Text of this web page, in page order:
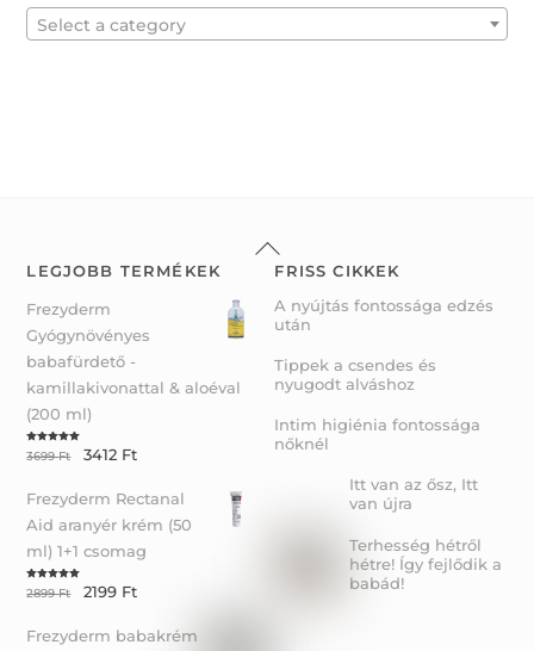
o
Select a category
Back
To
LEGJOBB TERMÉKEK
Frezyderm
Gyógynövényes
babafürdető -
kamillakivonattal & aloéval
(200 ml)
Rated5.00
out of 5
3699Ft 3412 Ft
Frezyderm Rectanal
Aid aranyér krém (50
ml) 1+1 csomag
Rated5.00
out of 5
2899Ft 2199 Ft
Frezyderm babakrém
FRISS CIKKEK
A nyújtás fontossága edzés
után
Tippek a csendes és
nyugodt alváshoz
Intim higiénia fontossága
nőknél
Itt van az ősz, Itt
van újra
Terhesség hétről
hétre! Így fejlődik a
babád!